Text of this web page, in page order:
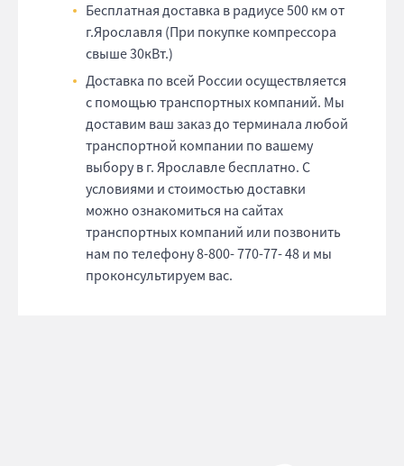
Бесплатная доставка в радиусе 500 км от
г.Ярославля (При покупке компрессора
свыше 30кВт.)
Доставка по всей России осуществляется
с помощью транспортных компаний. Мы
доставим ваш заказ до терминала любой
транспортной компании по вашему
выбору в г. Ярославле бесплатно. С
условиями и стоимостью доставки
можно ознакомиться на сайтах
транспортных компаний или позвонить
нам по телефону 8-800- 770-77- 48 и мы
проконсультируем вас.